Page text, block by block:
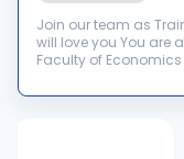
Join our team as
will love you You are a student or recent graduate from the
Faculty of
English, both writte...